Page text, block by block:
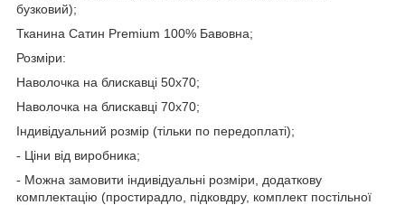
бузковий);
Тканина Сатин Premium 100% Бавовна;
Розміри:
Наволочка на блискавці 50х70;
Наволочка на блискавці 70х70;
Індивідуальний розмір (тільки по передоплаті);
- Ціни від виробника;
- Можна замовити індивідуальні розміри, додаткову
комплектацію (простирадло, підковдру, комплект постільної